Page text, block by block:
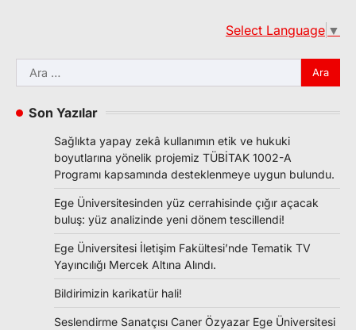
Select Language ▼
Arama:
Son Yazılar
Sağlıkta yapay zekâ kullanımın etik ve hukuki
boyutlarına yönelik projemiz TÜBİTAK 1002-A
Programı kapsamında desteklenmeye uygun bulundu.
Ege Üniversitesinden yüz cerrahisinde çığır açacak
buluş: yüz analizinde yeni dönem tescillendi!
Ege Üniversitesi İletişim Fakültesi’nde Tematik TV
Yayıncılığı Mercek Altına Alındı.
Bildirimizin karikatür hali!
Seslendirme Sanatçısı Caner Özyazar Ege Üniversitesi